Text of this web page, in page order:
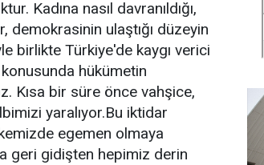
Kadına nasıl davranıldığı,
ulaştığı düzeyin
birlikte Türkiye'de kaygı verici
konusunda hükümetin
Kısa bir süre önce vahşice,
yaralıyor.Bu iktidar
egemen olmaya
geri gidişten hepimiz derin